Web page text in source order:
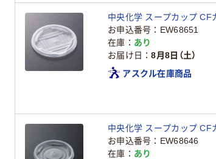
中央化学 スープカップ
お申込番号
EW68651
在庫
あり
お届け日
8月8日（土）
アスクル在庫商品
中央化学 スープカップ
お申込番号
EW68646
在庫
あり